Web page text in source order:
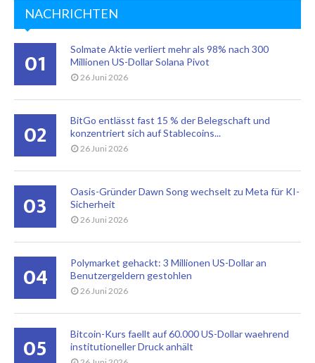
NACHRICHTEN
01
Solmate Aktie verliert mehr als 98% nach 300
Millionen US-Dollar Solana Pivot
26 Juni 2026
02
BitGo entlässt fast 15 % der Belegschaft und
konzentriert sich auf Stablecoins...
26 Juni 2026
03
Oasis-Gründer Dawn Song wechselt zu Meta für KI-
Sicherheit
26 Juni 2026
04
Polymarket gehackt: 3 Millionen US-Dollar an
Benutzergeldern gestohlen
26 Juni 2026
05
Bitcoin-Kurs faellt auf 60.000 US-Dollar waehrend
institutioneller Druck anhält